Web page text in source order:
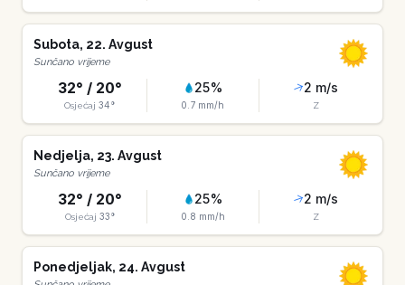
Subota, 22. Avgust
Sunčano vrijeme
32° / 20°
Osjećaj 34°
25%
0.7 mm/h
2 m/s
Z
Nedjelja, 23. Avgust
Sunčano vrijeme
32° / 20°
Osjećaj 33°
25%
0.8 mm/h
2 m/s
Z
Ponedjeljak, 24. Avgust